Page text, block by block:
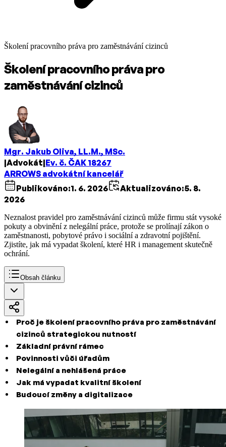
Školení pracovního práva pro zaměstnávání cizinců
Školení pracovního práva pro
zaměstnávání cizinců
Mgr. Jakub Oliva, LL.M., MSc.
|Advokát|Ev. č. ČAK 18267
ARROWS advokátní kancelář
Publikováno:1. 6. 2026 Aktualizováno:5. 8.
2026
Neznalost pravidel pro zaměstnávání cizinců může firmu stát vysoké
pokuty a obvinění z nelegální práce, protože se prolínají zákon o
zaměstnanosti, pobytové právo i sociální a zdravotní pojištění.
Zjistíte, jak má vypadat školení, které HR i management skutečně
ochrání.
Obsah článku
Proč je školení pracovního práva pro zaměstnávání
cizinců strategickou nutností
Základní právní rámec
Povinnosti vůči úřadům
Nelegální a nehlášená práce
Jak má vypadat kvalitní školení
Budoucí změny a digitalizace